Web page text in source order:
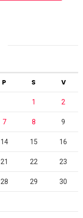
P S V
1 2
7 8 9
14 15 16
21 22 23
28 29 30